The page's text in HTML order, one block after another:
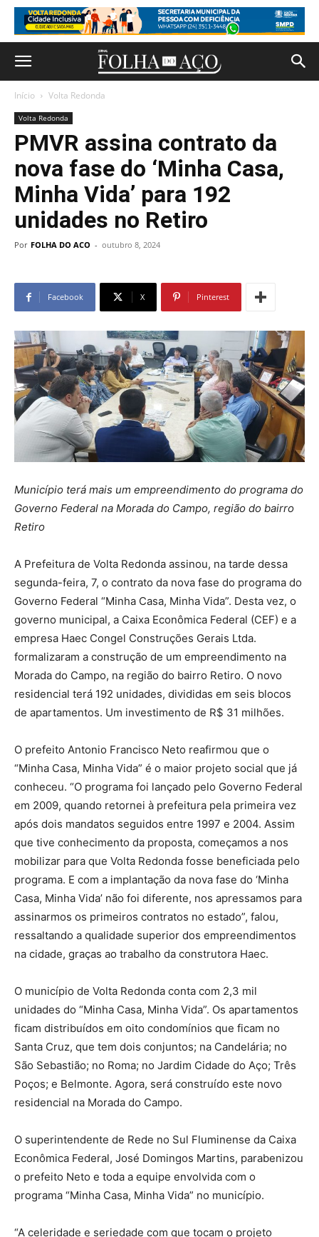
Início Volta Redonda
Volta Redonda
PMVR assina contrato da
nova fase do ‘Minha Casa,
Minha Vida’ para 192
unidades no Retiro
Por FOLHA DO ACO - outubro 8, 2024
Facebook X Pinterest
Município terá mais um empreendimento do programa do
Governo Federal na Morada do Campo, região do bairro
Retiro
A Prefeitura de Volta Redonda assinou, na tarde dessa
segunda-feira, 7, o contrato da nova fase do programa do
Governo Federal “Minha Casa, Minha Vida”. Desta vez, o
governo municipal, a Caixa Econômica Federal (CEF) e a
empresa Haec Congel Construções Gerais Ltda.
formalizaram a construção de um empreendimento na
Morada do Campo, na região do bairro Retiro. O novo
residencial terá 192 unidades, divididas em seis blocos
de apartamentos. Um investimento de R$ 31 milhões.
O prefeito Antonio Francisco Neto reafirmou que o
“Minha Casa, Minha Vida” é o maior projeto social que já
conheceu. “O programa foi lançado pelo Governo Federal
em 2009, quando retornei à prefeitura pela primeira vez
após dois mandatos seguidos entre 1997 e 2004. Assim
que tive conhecimento da proposta, começamos a nos
mobilizar para que Volta Redonda fosse beneficiada pelo
programa. E com a implantação da nova fase do ‘Minha
Casa, Minha Vida’ não foi diferente, nos apressamos para
assinarmos os primeiros contratos no estado”, falou,
ressaltando a qualidade superior dos empreendimentos
na cidade, graças ao trabalho da construtora Haec.
O município de Volta Redonda conta com 2,3 mil
unidades do “Minha Casa, Minha Vida”. Os apartamentos
ficam distribuídos em oito condomínios que ficam no
Santa Cruz, que tem dois conjuntos; na Candelária; no
São Sebastião; no Roma; no Jardim Cidade do Aço; Três
Poços; e Belmonte. Agora, será construído este novo
residencial na Morada do Campo.
O superintendente de Rede no Sul Fluminense da Caixa
Econômica Federal, José Domingos Martins, parabenizou
o prefeito Neto e toda a equipe envolvida com o
programa “Minha Casa, Minha Vida” no município.
“A celeridade e seriedade com que tocam o projeto